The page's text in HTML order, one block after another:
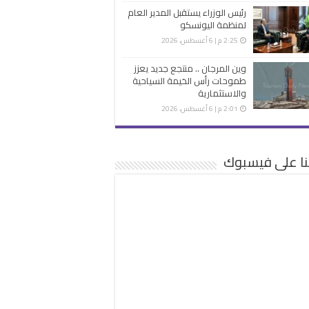
رئيس الوزراء يستقبل المدير العام
لمنظمة اليونسكو
2:25 م | 6 أغسطس، 2026
وين المرجان .. منتجع جديد يعزز
طموحات رأس الخيمة السياحية
والاستثمارية
2:01 م | 6 أغسطس، 2026
على فيسبوك